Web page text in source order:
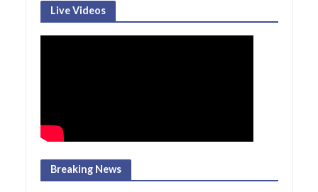
Live Videos
Breaking News